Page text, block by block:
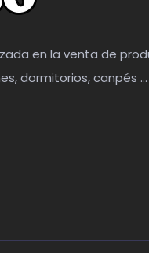
en la venta de
dormitorios, canpés …